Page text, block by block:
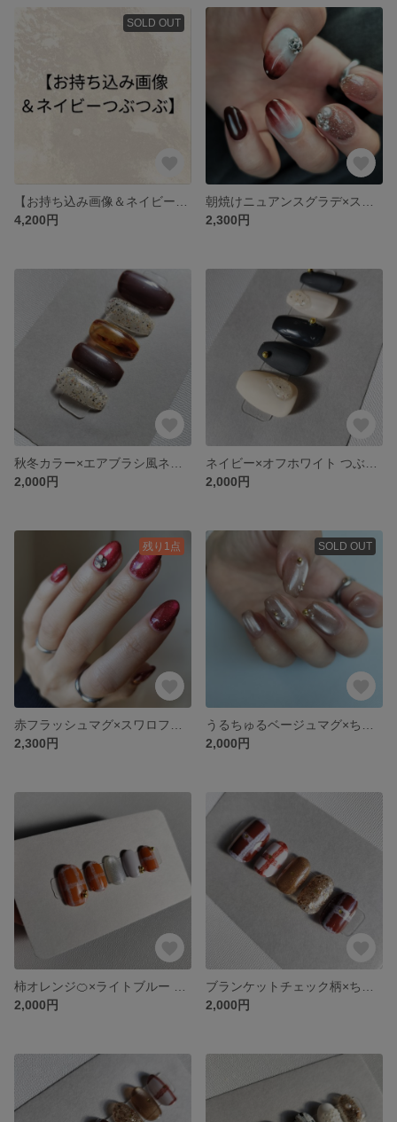
SOLD OUT
4,200円
2,300円
2,000円
2,000円
残り1点
2,300円
SOLD OUT
2,000円
2,000円
2,000円